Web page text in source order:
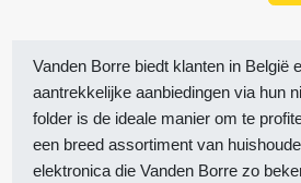
Vanden Borre biedt klanten in België
aantrekkelijke aanbiedingen via hun
folder is de ideale manier om te
een breed assortiment van
elektronica die Vanden Borre zo